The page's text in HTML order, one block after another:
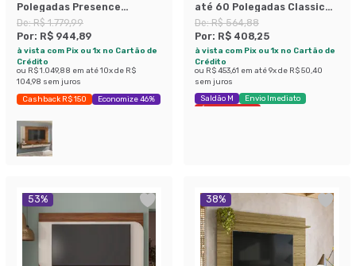
Polegadas Presence
Carvalho e Verde Menta
De:R$ 1.779,99
Por: R$ 944,89
à vista com Pix ou 1x no Cartão de
Crédito
ou R$ 1.049,88 em até10x de R$
104,98 sem juros
Cashback R$ 150 Economize 46%
até 60 Polegadas Classic
Nature e Off White
De:R$ 564,88
Por: R$ 408,25
à vista com Pix ou 1x no Cartão de
Crédito
ou R$ 453,61 em até9x de R$ 50,40
sem juros
Saldão M
Envio Imediato
Últimas peças
53% 38%